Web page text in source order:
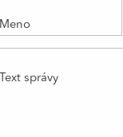
Meno
Text správy